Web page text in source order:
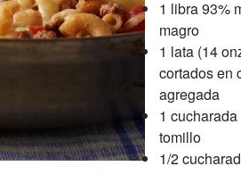
1 libra 93%
magro
1 lata (14
cortados en
agregada
1
tomillo
1/2